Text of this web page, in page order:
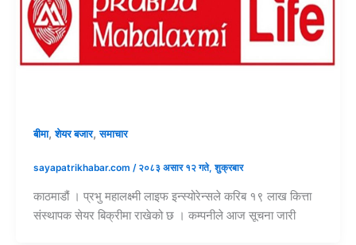
बीमा,शेयर बजार,समाचार
sayapatrikhabar.com / २०८३ असार १२ गते, शुक्रबार
काठमाडौं । प्रभु महालक्ष्मी लाइफ इन्स्योरेन्सले करिब १९ लाख कित्ता
संस्थापक सेयर बिक्रीमा राखेको छ । कम्पनीले आज सूचना जारी